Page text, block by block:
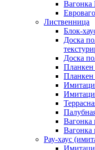
Лиственница
Блок-
Доска
Доска
Планкен
Планкен
Вагонка
Рау-хаус